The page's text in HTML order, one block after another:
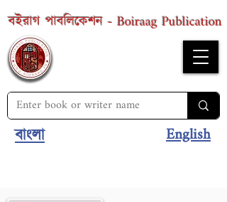
বইরাগ পাবলিকেশন - Boiraag Publication
বাংলা English